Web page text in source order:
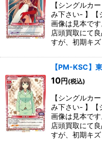
【シングルカ
み下さい- 】【
画像は見本で
店頭買取にて
すが、初期キ
【PM-KSC】
10円 (税込)
【シングルカ
み下さい- 】【
画像は見本で
店頭買取にて
すが、初期キ